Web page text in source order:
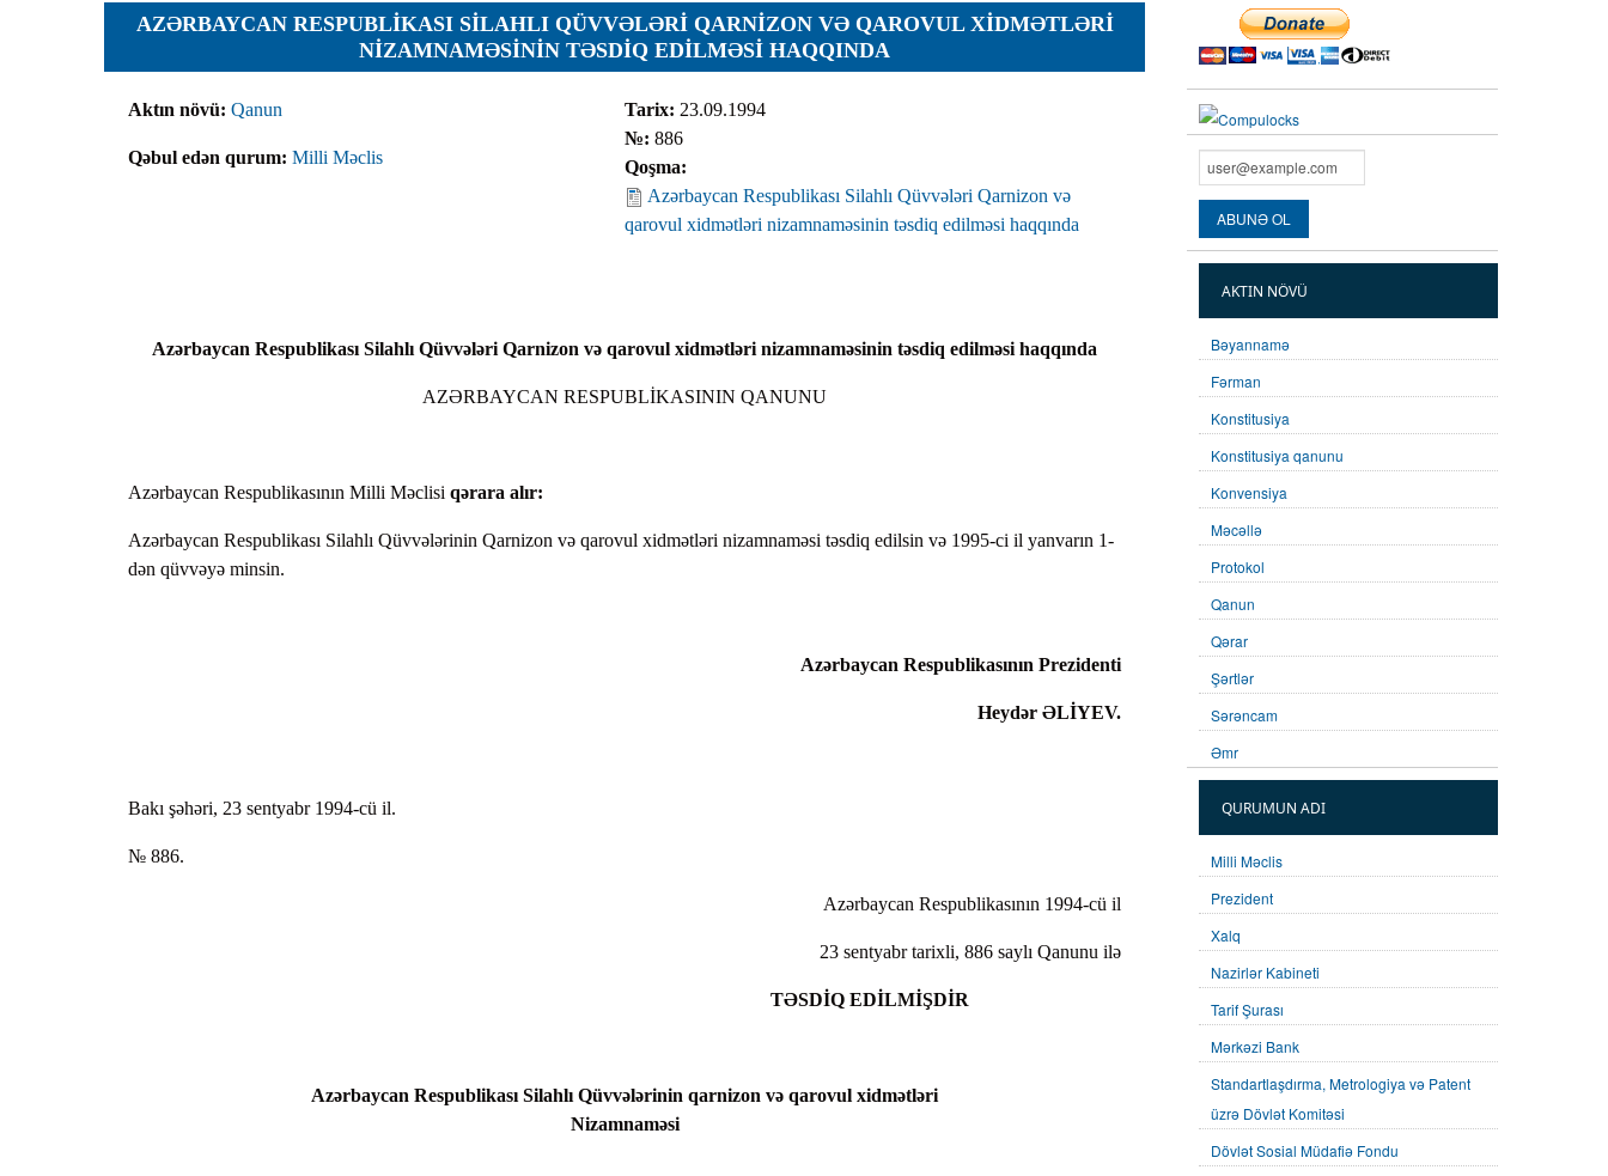
Planlar
Protokollar
AZƏRBAYCAN RESPUBLIKASI SILAHLI QÜVVƏLƏRI QARNIZON VƏ QAROVUL XIDMƏTLƏRI
NIZAMNAMƏSININ TƏSDIQ EDILMƏSI HAQQINDA
Aktın növü: Qanun
Qəbul edən qurum: Milli Məclis
Tarix: 23.09.1994
№: 886
Qoşma:
Azərbaycan Respublikası Silahlı Qüvvələri Qarnizon və
qarovul xidmətləri nizamnaməsinin təsdiq edilməsi haqqında
Azərbaycan Respublikası Silahlı Qüvvələri Qarnizon və qarovul xidmətləri nizamnaməsinin təsdiq edilməsi haqqında
AZƏRBAYCAN RESPUBLİKASININ QANUNU
Azərbaycan Respublikasının Milli Məclisi qərara alır:
Azərbaycan Respublikası Silahlı Qüvvələrinin Qarnizon və qarovul xidmətləri nizamnaməsi təsdiq edilsin və 1995-ci il yanvarın 1-
dən qüvvəyə minsin.
Azərbaycan Respublikasının Prezidenti
Heydər ƏLİYEV.
Bakı şəhəri, 23 sentyabr 1994-cü il.
№ 886.
Azərbaycan Respublikasının 1994-cü il
23 sentyabr tarixli, 886 saylı Qanunu ilə
TƏSDİQ EDİLMİŞDİR
Azərbaycan Respublikası Silahlı Qüvvələrinin qarnizon və qarovul xidmətləri
Nizamnaməsi
AKTIN NÖVÜ
Bəyannamə
Fərman
Konstitusiya
Konstitusiya qanunu
Konvensiya
Məcəllə
Protokol
Qanun
Qərar
Şərtlər
Sərəncam
Əmr
QURUMUN ADI
Milli Məclis
Prezident
Xalq
Nazirlər Kabineti
Tarif Şurası
Mərkəzi Bank
Standartlaşdırma, Metrologiya və Patent
üzrə Dövlət Komitəsi
Dövlət Sosial Müdafiə Fondu